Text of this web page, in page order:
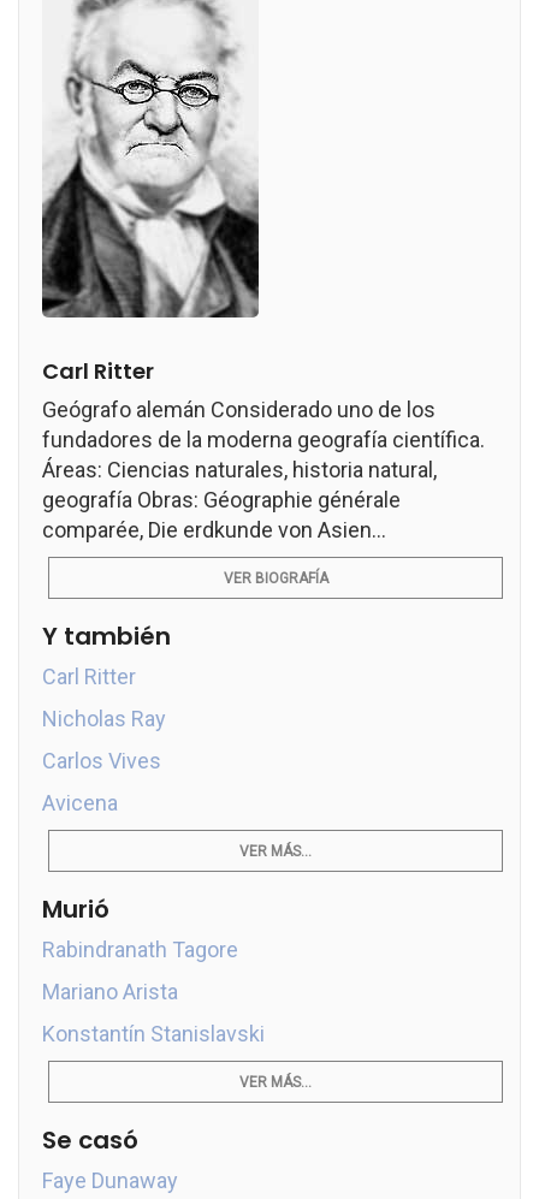
Carl Ritter
Geógrafo alemán Considerado uno de los
fundadores de la moderna geografía científica.
Áreas: Ciencias naturales, historia natural,
geografía Obras: Géographie générale
comparée, Die erdkunde von Asien...
VER BIOGRAFÍA
Y también
Carl Ritter
Nicholas Ray
Carlos Vives
Avicena
VER MÁS...
Murió
Rabindranath Tagore
Mariano Arista
Konstantín Stanislavski
VER MÁS...
Se casó
Faye Dunaway